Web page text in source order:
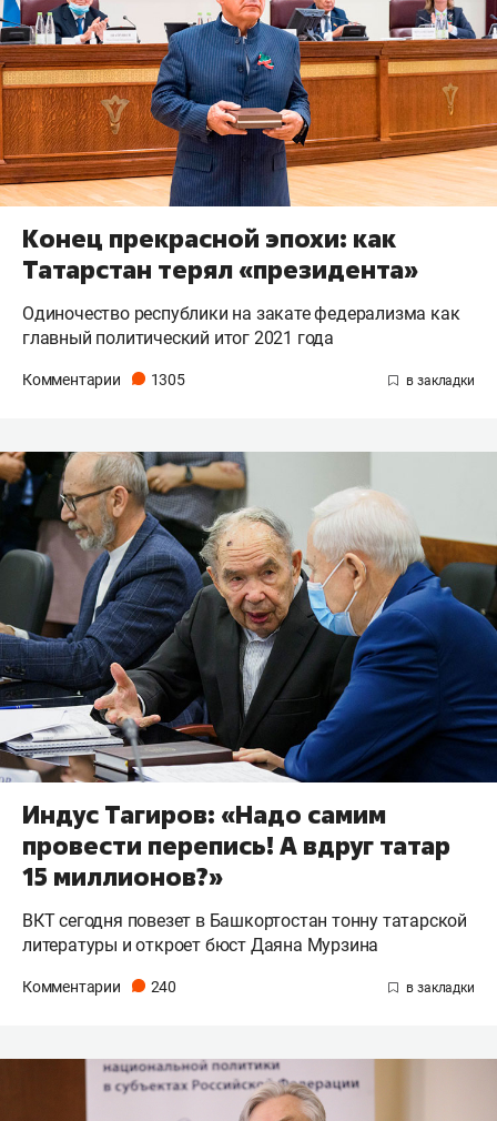
Конец прекрасной эпохи: как
Татарстан терял «президента»
Одиночество республики на закате федерализма как
главный политический итог 2021 года
Комментарии 1305
Индус Тагиров: «Надо самим
провести перепись! А вдруг татар
15 миллионов?»
ВКТ сегодня повезет в Башкортостан тонну татарской
литературы и откроет бюст Даяна Мурзина
Комментарии 240